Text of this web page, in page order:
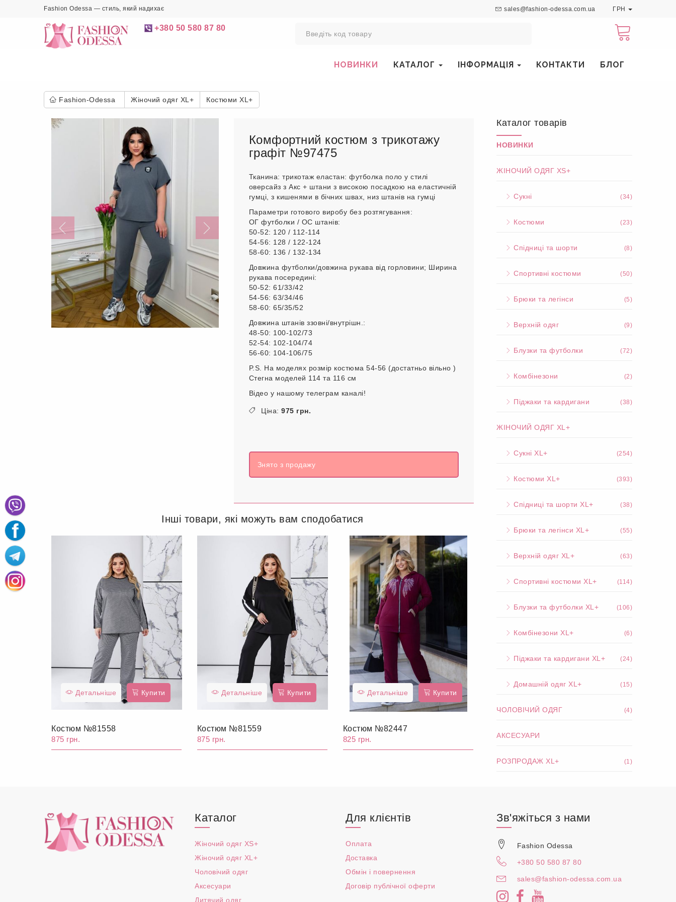
Fashion Odessa — стиль, який надихає sales@fashion-odessa.com.ua ГРН
+380 50 580 87 80
НОВИНКИ КАТАЛОГ ІНФОРМАЦІЯ КОНТАКТИ БЛОГ
Fashion-Odessa Жіночий одяг XL+ Костюми XL+
Комфортний костюм з трикотажу
графіт №97475
Тканина: трикотаж еластан: футболка поло у стилі
оверсайз з Акс + штани з високою посадкою на еластичній
гумці, з кишенями в бічних швах, низ штанів на гумці
Параметри готового виробу без розтягування:
ОГ футболки / ОС штанів:
50-52: 120 / 112-114
54-56: 128 / 122-124
58-60: 136 / 132-134
Довжина футболки/довжина рукава від горловини; Ширина
рукава посередині:
50-52: 61/33/42
54-56: 63/34/46
58-60: 65/35/52
Довжина штанів ззовні/внутрішн.:
48-50: 100-102/73
52-54: 102-104/74
56-60: 104-106/75
P.S. На моделях розмір костюма 54-56 (достатньо вільно )
Стегна моделей 114 та 116 см
Відео у нашому телеграм каналі!
Ціна: 975 грн.
Знято з продажу
Інші товари, які можуть вам сподобатися
Детальніше Купити
Костюм №81558
875 грн.
Детальніше Купити
Костюм №81559
875 грн.
Детальніше Купити
Костюм №82447
825 грн.
Каталог товарів
НОВИНКИ
ЖІНОЧИЙ ОДЯГ XS+
Сукні (34)
Костюми (23)
Спідниці та шорти (8)
Спортивні костюми (50)
Брюки та легінси (5)
Верхній одяг (9)
Блузки та футболки (72)
Комбінезони (2)
Піджаки та кардигани (38)
ЖІНОЧИЙ ОДЯГ XL+
Сукні XL+ (254)
Костюми XL+ (393)
Спідниці та шорти XL+ (38)
Брюки та легінси XL+ (55)
Верхній одяг XL+ (63)
Спортивні костюми XL+ (114)
Блузки та футболки XL+ (106)
Комбінезони XL+ (6)
Піджаки та кардигани XL+ (24)
Домашній одяг XL+ (15)
ЧОЛОВІЧИЙ ОДЯГ (4)
АКСЕСУАРИ
РОЗПРОДАЖ XL+ (1)
Каталог
Жіночий одяг XS+
Жіночий одяг XL+
Чоловічий одяг
Аксесуари
Дитячий одяг
Для клієнтів
Оплата
Доставка
Обмін і повернення
Договір публічної оферти
Зв'яжіться з нами
Fashion Odessa
+380 50 580 87 80
sales@fashion-odessa.com.ua